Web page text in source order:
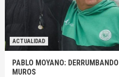
ACTUALIDAD
PABLO MOYANO: DERRUMBANDO
MUROS